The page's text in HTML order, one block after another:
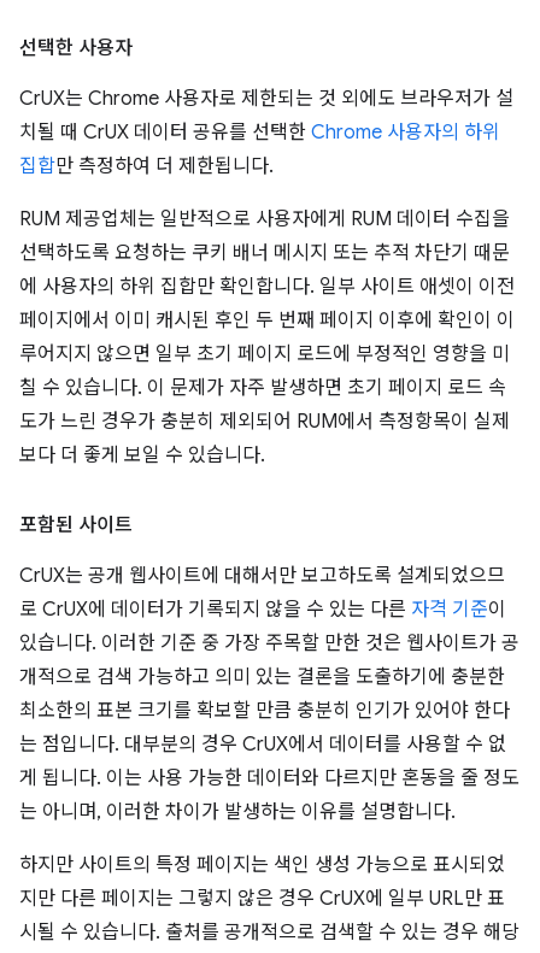
선택한 사용자
CrUX는 Chrome 사용자로 제한되는 것 외에도 브라우저가 설
치될 때 CrUX 데이터 공유를 선택한 Chrome 사용자의 하위
집합만 측정하여 더 제한됩니다.
RUM 제공업체는 일반적으로 사용자에게 RUM 데이터 수집을
선택하도록 요청하는 쿠키 배너 메시지 또는 추적 차단기 때문
에 사용자의 하위 집합만 확인합니다. 일부 사이트 애셋이 이전
페이지에서 이미 캐시된 후인 두 번째 페이지 이후에 확인이 이
루어지지 않으면 일부 초기 페이지 로드에 부정적인 영향을 미
칠 수 있습니다. 이 문제가 자주 발생하면 초기 페이지 로드 속
도가 느린 경우가 충분히 제외되어 RUM에서 측정항목이 실제
보다 더 좋게 보일 수 있습니다.
포함된 사이트
CrUX는 공개 웹사이트에 대해서만 보고하도록 설계되었으므
로 CrUX에 데이터가 기록되지 않을 수 있는 다른 자격 기준이
있습니다. 이러한 기준 중 가장 주목할 만한 것은 웹사이트가 공
개적으로 검색 가능하고 의미 있는 결론을 도출하기에 충분한
최소한의 표본 크기를 확보할 만큼 충분히 인기가 있어야 한다
는 점입니다. 대부분의 경우 CrUX에서 데이터를 사용할 수 없
게 됩니다. 이는 사용 가능한 데이터와 다르지만 혼동을 줄 정도
는 아니며, 이러한 차이가 발생하는 이유를 설명합니다.
하지만 사이트의 특정 페이지는 색인 생성 가능으로 표시되었
지만 다른 페이지는 그렇지 않은 경우 CrUX에 일부 URL만 표
시될 수 있습니다. 출처를 공개적으로 검색할 수 있는 경우 해당